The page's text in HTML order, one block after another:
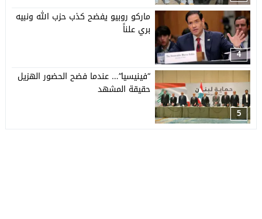
4
ماركو روبيو يفضح كذب حزب الله ونبيه
بري علناً
5
“فينيسيا”… عندما فضح الحضور الهزيل
حقيقة المشهد